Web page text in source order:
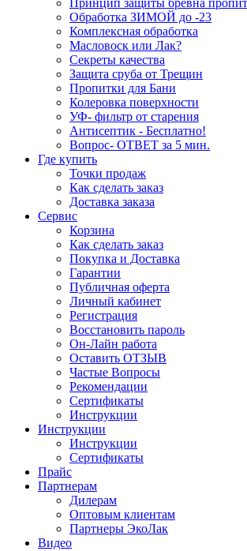
Принцип защиты бревна
Обработка ЗИМОЙ до -23
Комплексная обработка
Масловоск или Лак?
Секреты качества
Защита сруба от Трещин
Пропитки для Бани
Колеровка поверхности
УФ- фильтр от старения
Антисептик - Бесплатно!
Вопрос- ОТВЕТ за 5 мин.
Где купить
Точки продаж
Как сделать заказ
Доставка заказа
Сервис
Корзина
Как сделать заказ
Покупка и Доставка
Гарантии
Публичная оферта
Личный кабинет
Регистрация
Восстановить пароль
Он-Лайн работа
Оставить ОТЗЫВ
Частые Вопросы
Рекомендации
Сертификаты
Инструкции
Инструкции
Инструкции
Сертификаты
Прайс
Партнерам
Дилерам
Оптовым клиентам
Партнеры ЭкоЛак
Видео